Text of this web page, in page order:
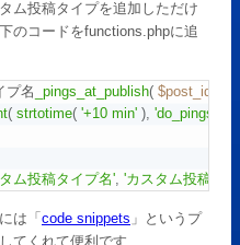
ム投稿タイプを追加しただけ
のコードをfunctions.phpに追
プ名 _pings_at_publish( $post_id
( strtotime( '+10 min' ), 'do_pings'
ム投稿タイプ名', 'カスタム投稿タ
Copy
は「 code snippets 」というプ
てくれて便利です